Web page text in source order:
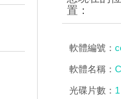
軟體編號：
軟體名稱：
光碟片數： 1